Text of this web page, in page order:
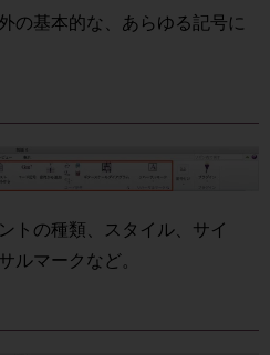
の基本的な、あらゆる記号に
トの種類、スタイル、サイ
ルマークなど。